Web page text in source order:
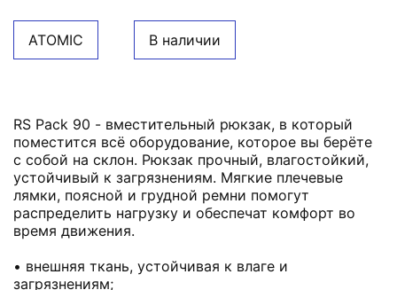
ATOMIC В наличии
RS Pack 90 - вместительный рюкзак, в который
поместится всё оборудование, которое вы берёте
с собой на склон. Рюкзак прочный, влагостойкий,
устойчивый к загрязнениям. Мягкие плечевые
лямки, поясной и грудной ремни помогут
распределить нагрузку и обеспечат комфорт во
время движения.
• внешняя ткань, устойчивая к влаге и
загрязнениям;